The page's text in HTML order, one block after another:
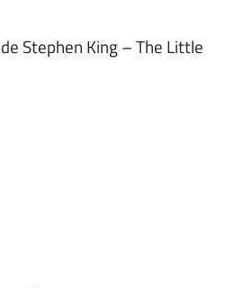
Stephen King – The Little